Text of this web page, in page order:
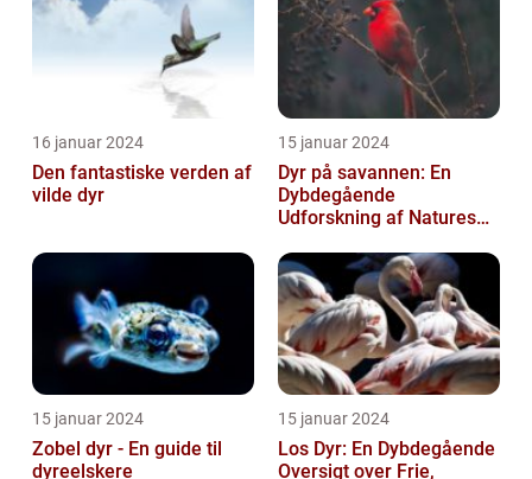
16 januar 2024
Den fantastiske verden af
vilde dyr
15 januar 2024
Dyr på savannen: En
Dybdegående
Udforskning af Natures
Skabninger
15 januar 2024
Zobel dyr - En guide til
dyreelskere
15 januar 2024
Los Dyr: En Dybdegående
Oversigt over Frie,